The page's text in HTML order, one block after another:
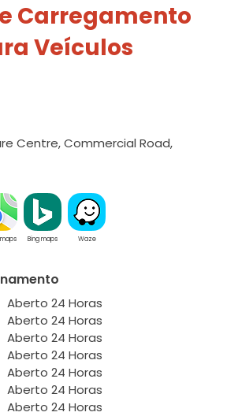
Carregamento
Veículos
Centre, Commercial Road,
Bing maps Waze
Aberto 24 Horas
Aberto 24 Horas
Aberto 24 Horas
Aberto 24 Horas
Aberto 24 Horas
Aberto 24 Horas
Aberto 24 Horas